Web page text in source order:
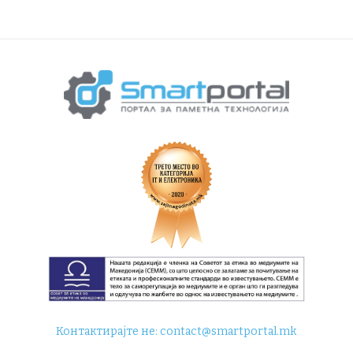
Контактирајте не:contact@smartportal.mk